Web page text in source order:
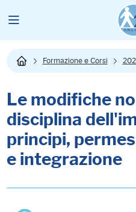
Formazione e Corsi
Le modifiche
disciplina
principi,
e integrazione